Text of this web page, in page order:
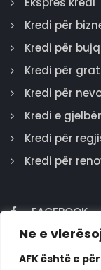
Ne e
AFK është e
Kredi për
Kredi për
Kredi për
Kredi për
Kredi e gjelbër
Kredi për
Kredi për
FACEBOOK
GOOGLE
INSTAGRAM